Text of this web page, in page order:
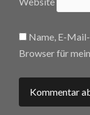
Name, E-
Browser für